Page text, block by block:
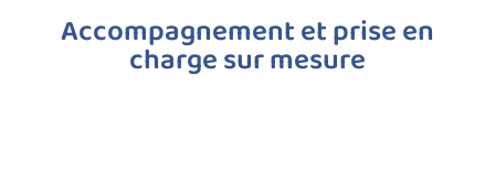
Accompagnement et prise en
charge sur mesure